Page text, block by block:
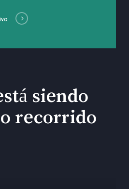
siendo
recorrido